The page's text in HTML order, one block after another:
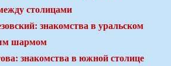
столицами
знакомства в уральском
шармом
знакомства в южной столице